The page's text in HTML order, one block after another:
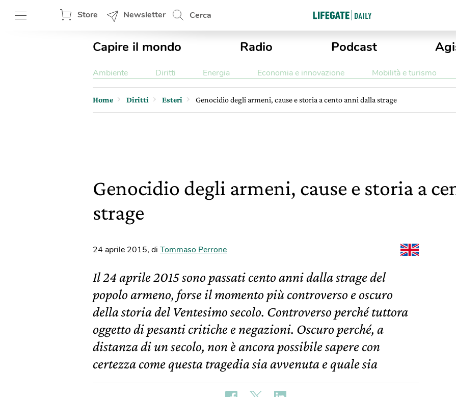
Store Newsletter Cerca
Capire il mondo Radio Podcast
Ambiente Diritti Energia Economia e innovazione Mobilità e turismo
Home Diritti Esteri Genocidio degli armeni, cause e storia a cento anni dalla strage
Genocidio degli armeni, cause e storia a
strage
24 aprile 2015, di Tommaso Perrone
Il 24 aprile 2015 sono passati cento anni dalla strage del
popolo armeno, forse il momento più controverso e oscuro
della storia del Ventesimo secolo. Controverso perché tuttora
oggetto di pesanti critiche e negazioni. Oscuro perché, a
distanza di un secolo, non è ancora possibile sapere con
certezza come questa tragedia sia avvenuta e quale sia